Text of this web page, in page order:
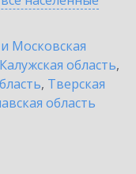
Московская
Калужская область,
, Тверская
область